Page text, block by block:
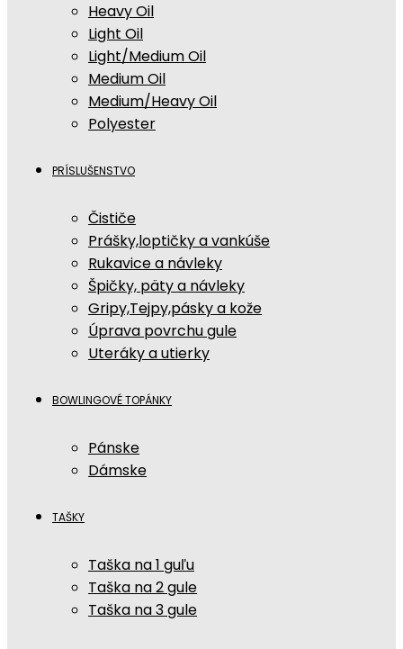
Heavy Oil
Light Oil
Light/Medium Oil
Medium Oil
Medium/Heavy Oil
Polyester
PRÍSLUŠENSTVO
Čističe
Prášky,loptičky a vankúše
Rukavice a návleky
Špičky, päty a návleky
Gripy,Tejpy,pásky a kože
Úprava povrchu gule
Uteráky a utierky
BOWLINGOVÉ TOPÁNKY
Pánske
Dámske
TAŠKY
Taška na 1 guľu
Taška na 2 gule
Taška na 3 gule